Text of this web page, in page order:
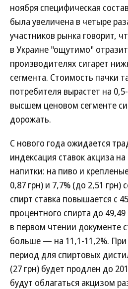
ноября специфическая
была увеличена в четыре
участников рынка говорит,
в Украине "ощутимо"
производителях сигарет
сегмента. Стоимость пачки
потребителя вырастет на
высшем ценовом сегменте
дорожать.
С нового года ожидается
индексация ставок акциза
напитки: на пиво и
0,87 грн) и 7,7% (до 2,51 грн)
спирт ставка повышается с
процентного спирта до
в первом чтении документе
больше — на 11,1-11,2%.
период для спиртовых
(27 грн) будет продлен до
будут облагаться акцизом